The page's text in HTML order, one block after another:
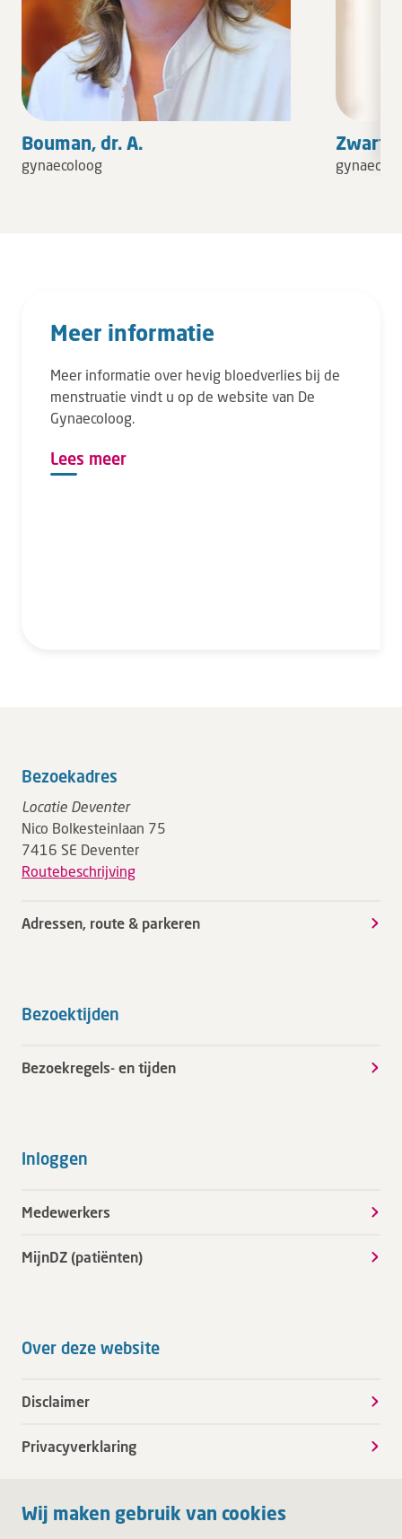
Wij maken gebruik van cookies
Bouman, dr. A.
gynaecoloog
Zwart,
Meer informatie
Meer informatie over hevig bloedverlies bij de
menstruatie vindt u op de website van De
Gynaecoloog.
Lees meer
Bezoekadres
Locatie Deventer
Nico Bolkesteinlaan 75
7416 SE Deventer
Routebeschrijving
Adressen, route & parkeren
Bezoektijden
Bezoekregels- en tijden
Inloggen
Medewerkers
MijnDZ (patiënten)
Over deze website
Disclaimer
Privacyverklaring